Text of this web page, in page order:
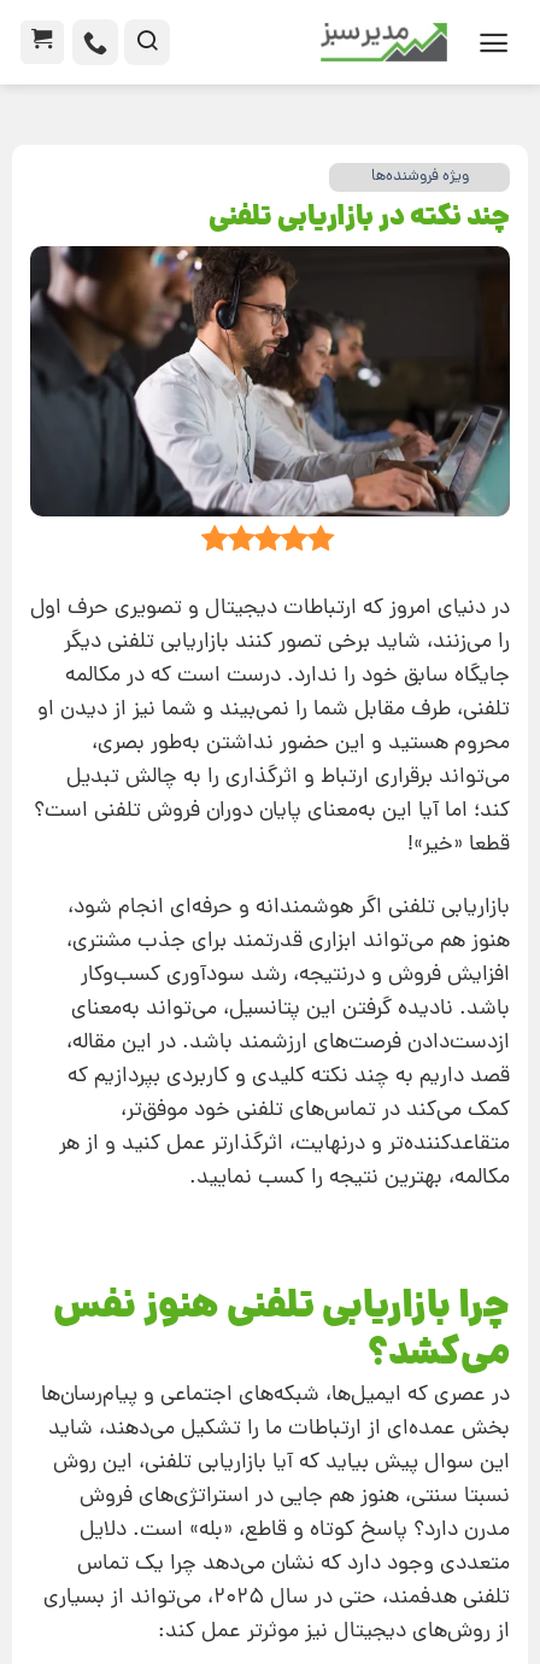
ویژه فروشنده‌ها
چند نکته در بازاریابی تلفنی
در دنیای امروز که ارتباطات دیجیتال و تصویری حرف اول
را می‌زنند، شاید برخی تصور کنند بازاریابی تلفنی دیگر
جایگاه سابق خود را ندارد. درست است که در مکالمه
تلفنی، طرف مقابل شما را نمی‌بیند و شما نیز از دیدن او
محروم هستید و این حضور نداشتن به‌طور بصری،
می‌تواند برقراری ارتباط و اثرگذاری را به چالش تبدیل
کند؛ اما آیا این به‌معنای پایان دوران فروش تلفنی است؟
قطعا «خیر»!
بازاریابی تلفنی اگر هوشمندانه و حرفه‌ای انجام شود،
هنوز هم می‌تواند ابزاری قدرتمند برای جذب مشتری،
افزایش فروش و درنتیجه، رشد سودآوری کسب‌وکار
باشد. نادیده گرفتن این پتانسیل، می‌تواند به‌معنای
ازدست‌دادن فرصت‌های ارزشمند باشد. در این مقاله،
قصد داریم به چند نکته کلیدی و کاربردی بپردازیم که
کمک می‌کند در تماس‌های تلفنی خود موفق‌تر،
متقاعدکننده‌تر و درنهایت، اثرگذارتر عمل کنید و از هر
مکالمه، بهترین نتیجه را کسب نمایید.
چرا بازاریابی تلفنی هنوز نفس
می‌کشد؟
در عصری که ایمیل‌ها، شبکه‌های اجتماعی و پیام‌رسان‌ها
بخش عمده‌ای از ارتباطات ما را تشکیل می‌دهند، شاید
این سوال پیش بیاید که آیا بازاریابی تلفنی، این روش
نسبتا سنتی، هنوز هم جایی در استراتژی‌های فروش
مدرن دارد؟ پاسخ کوتاه و قاطع، «بله» است. دلایل
متعددی وجود دارد که نشان می‌دهد چرا یک تماس
تلفنی هدفمند، حتی در سال ۲۰۲۵، می‌تواند از بسیاری
از روش‌های دیجیتال نیز موثرتر عمل کند: